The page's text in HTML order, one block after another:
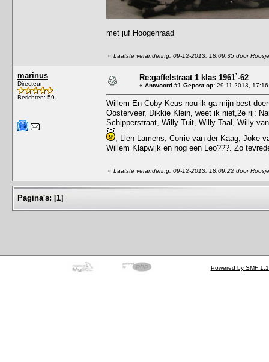
met juf Hoogenraad
« Laatste verandering: 09-12-2013, 18:09:35 door Roosje
marinus
Directeur
Berichten: 59
Re:gaffelstraat 1 klas 1961`-62
« Antwoord #1 Gepost op: 29-11-2013,
Willem En Coby Keus nou ik ga mijn best
Oosterveer, Dikkie Klein, weet ik niet,2e rij:
Schipperstraat, Willy Tuit, Willy Taal, Willy
, Lien Lamens, Corrie van der Kaag, Joke
Willem Klapwijk en nog een Leo???. Zo
« Laatste verandering: 09-12-2013, 18:09:22 door Roosje
Pagina's: [1]
Powered by SMF